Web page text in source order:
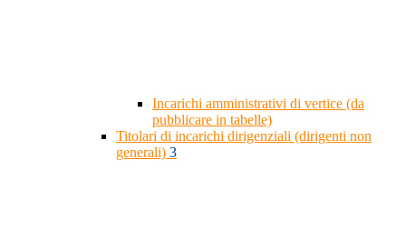
Incarichi amministrativi di vertice (da
pubblicare in tabelle)
Titolari di incarichi dirigenziali (dirigenti non
generali) 3